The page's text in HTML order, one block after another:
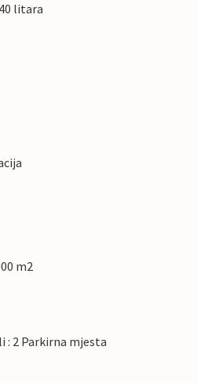
litara
m2
: 2 Parkirna mjesta